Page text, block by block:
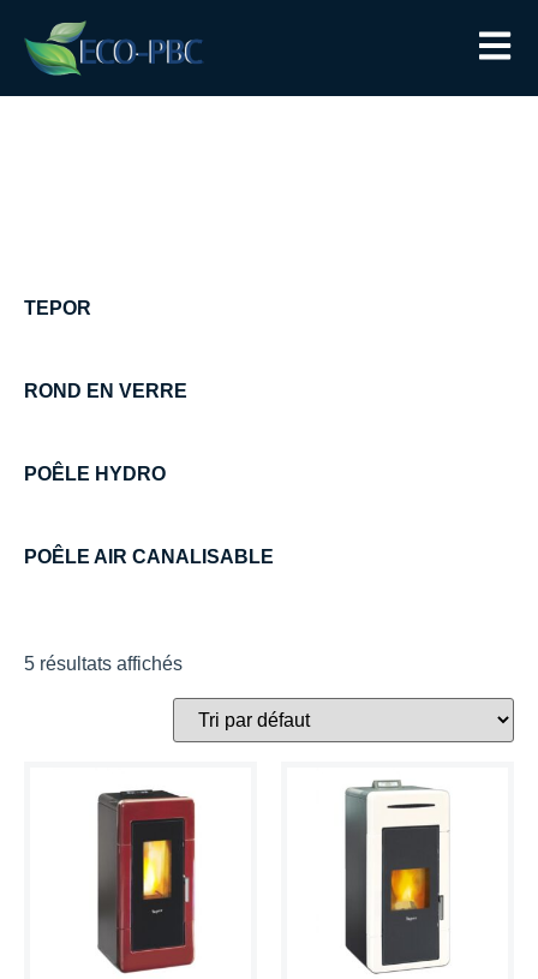
TEPOR
ROND EN VERRE
POÊLE HYDRO
POÊLE AIR CANALISABLE
5 résultats affichés